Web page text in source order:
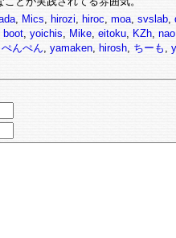
, Mics, hirozi, hiroc, moa, svslab,
boot, yoichis, Mike, eitoku, KZh, nao
ぺんぺん, yamaken, hirosh, ちーも ,